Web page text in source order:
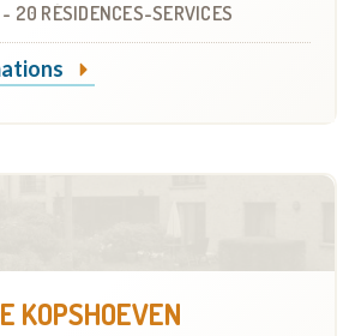
- 20 RÉSIDENCES-SERVICES
KOPSHOEVEN